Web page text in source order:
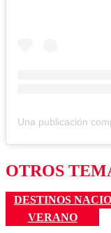
OTROS
DESTINOS
VERANO